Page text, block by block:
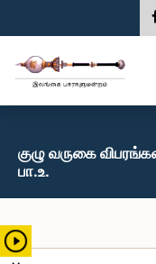
குழு வருகை
பா.உ.